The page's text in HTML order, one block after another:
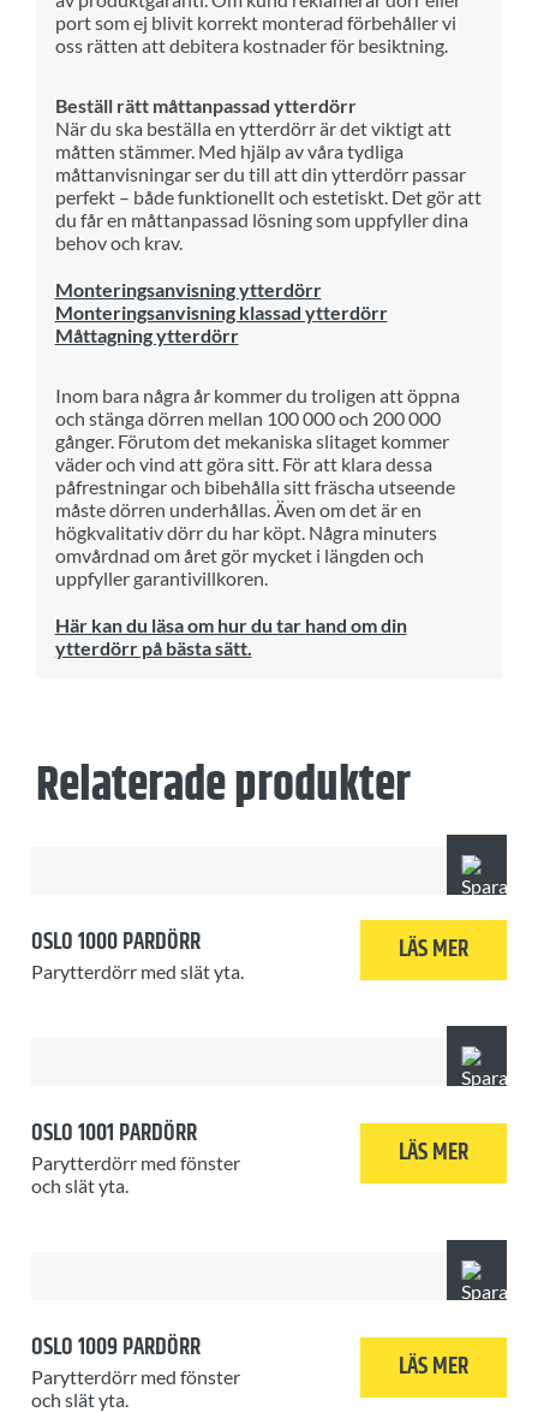
port som ej blivit korrekt monterad förbehåller vi
oss rätten att debitera kostnader för besiktning.
Beställ rätt måttanpassad ytterdörr
När du ska beställa en ytterdörr är det viktigt att
måtten stämmer. Med hjälp av våra tydliga
måttanvisningar ser du till att din ytterdörr passar
perfekt – både funktionellt och estetiskt. Det gör att
du får en måttanpassad lösning som uppfyller dina
behov och krav.
Monteringsanvisning ytterdörr
Monteringsanvisning klassad ytterdörr
Måttagning ytterdörr
Inom bara några år kommer du troligen att öppna
och stänga dörren mellan 100 000 och 200 000
gånger. Förutom det mekaniska slitaget kommer
väder och vind att göra sitt. För att klara dessa
påfrestningar och bibehålla sitt fräscha utseende
måste dörren underhållas. Även om det är en
högkvalitativ dörr du har köpt. Några minuters
omvårdnad om året gör mycket i längden och
uppfyller garantivillkoren.
Här kan du läsa om hur du tar hand om din
ytterdörr på bästa sätt.
Relaterade produkter
OSLO 1000 PARDÖRR
Parytterdörr med slät yta.
LÄS MER
OSLO 1001 PARDÖRR
Parytterdörr med fönster
och slät yta.
LÄS MER
OSLO 1009 PARDÖRR
Parytterdörr med fönster
och slät yta.
LÄS MER